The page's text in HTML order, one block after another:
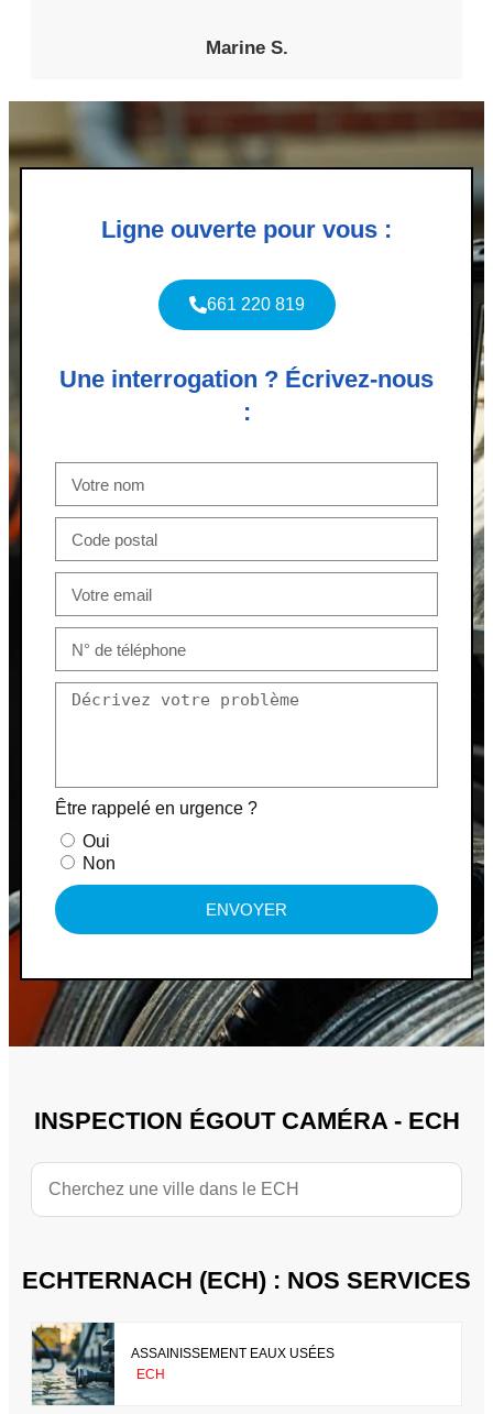
Marine S.
Ligne ouverte pour vous :
661 220 819
Une interrogation ? Écrivez-nous
:
Être rappelé en urgence ?
Oui
Non
ENVOYER
INSPECTION ÉGOUT CAMÉRA - ECH
ECHTERNACH (ECH) : NOS SERVICES
ASSAINISSEMENT EAUX USÉES
ECH